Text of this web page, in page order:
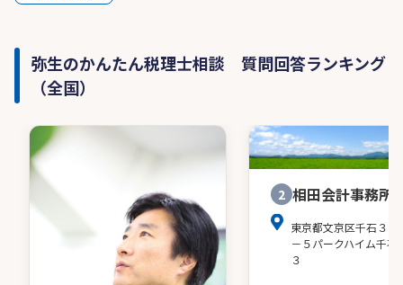
弥生のかんたん税理士相談 質問回答ランキング
（全国）
2 相田会計事務所
東京都文京区千石３－
－５パークハイム千石
３